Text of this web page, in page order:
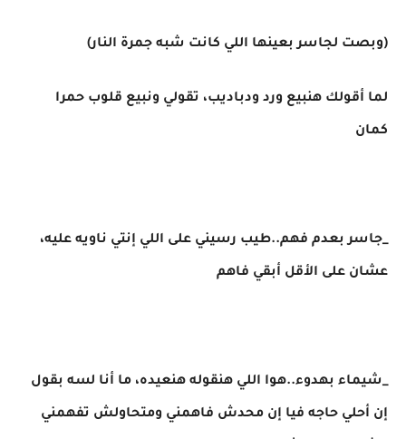
(وبصت لجاسر بعينها اللي كانت شبه جمرة النار)
لما أقولك هنبيع ورد ودباديب، تقولي ونبيع قلوب حمرا
كمان
_جاسر بعدم فهم..طيب رسيني على اللي إنتي ناويه عليه،
عشان على الأقل أبقي فاهم
_شيماء بهدوء..هوا اللي هنقوله هنعيده، ما أنا لسه بقول
إن أحلي حاجه فيا إن محدش فاهمني ومتحاولش تفهمني